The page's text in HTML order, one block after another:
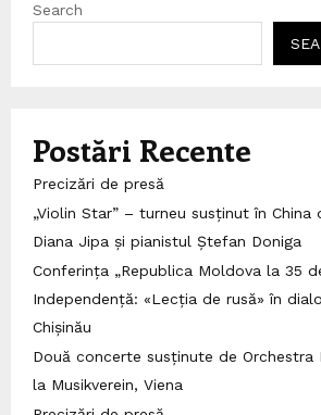
Search
Postări Recente
Precizări de presă
„Violin Star” – turneu susținut în China
Diana Jipa și pianistul Ștefan Doniga
Conferința „Republica Moldova la 35
Independență: «Lecția de rusă» în
Chișinău
Două concerte susținute de Orchestra
la Musikverein, Viena